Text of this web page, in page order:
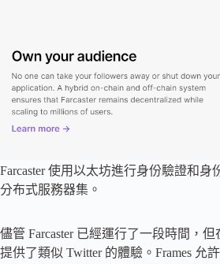
Farcaster 使用以太坊進行身份驗證和
分布式服務器集。
儘管 Farcaster 已經運行了一段時間，
提供了類似 Twitter 的體驗。Frames